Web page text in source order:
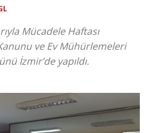
Mücadele Haftası
ve Ev Mühürlemeleri
İzmir’de yapıldı.